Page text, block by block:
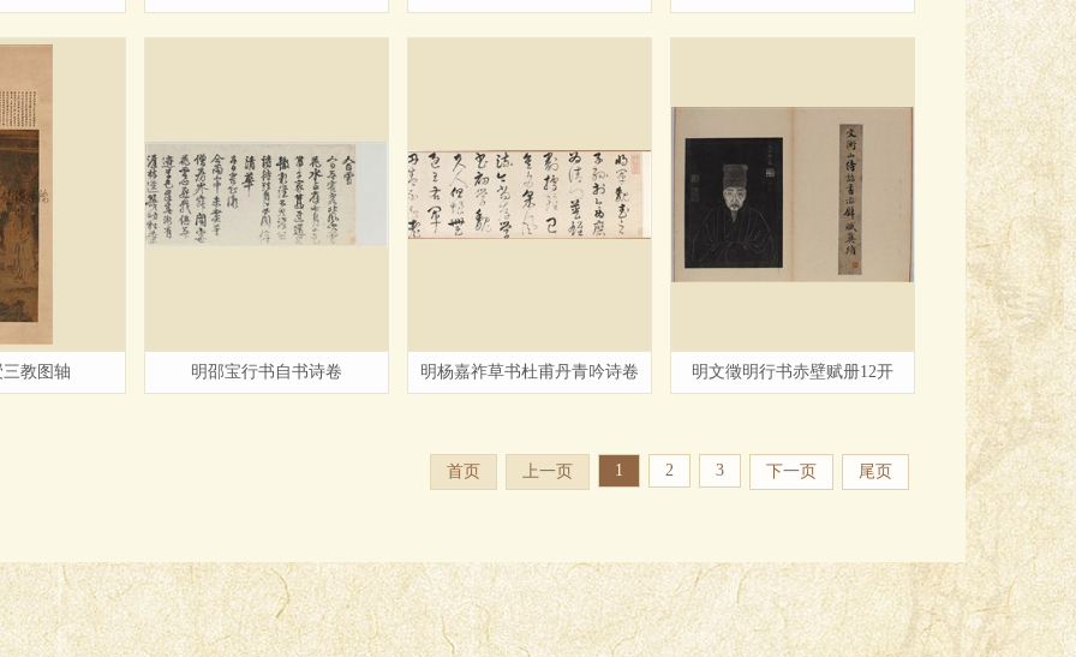
教图轴 明邵宝行书自书诗卷 明杨嘉祚草书杜甫丹青吟诗卷 明文徵明行书赤壁赋册12开
首页 上一页 1 2 3 下一页 尾页